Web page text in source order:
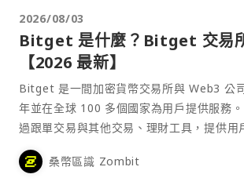
2026/08/03
Bitget 是什麼？Bitget 交易
【2026 最新】
Bitget 是一間加密貨幣交易所與 Web3 公
年並在全球 100 多個國家為用戶提供服務
過跟單交易與其他交易、理財工具，提供用
桑幣區識 Zombit